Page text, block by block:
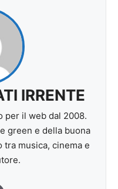
IRRENTE
per il web dal 2008.
green e della buona
musica, cinema e